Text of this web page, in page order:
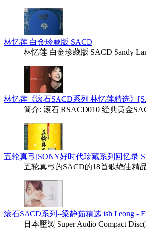
林忆莲 白金珍藏版 SACD
林忆莲 白金珍藏版 SACD Sandy
林忆莲《滚石SACD系列 林忆莲精选》
简介: 滚石 RSACD010 经典黄金
五轮真弓[SONY好时代珍藏系列回忆录
五轮真弓的SACD的18首歌绝佳精
滚石SACD系列--梁静茹精选 ish Leong -
日本壓製 Super Audio Compact